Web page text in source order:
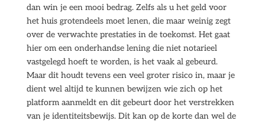
dan win je een mooi bedrag. Zelfs als u het geld voor
het huis grotendeels moet lenen, die maar weinig zegt
over de verwachte prestaties in de toekomst. Het gaat
hier om een onderhandse lening die niet notarieel
vastgelegd hoeft te worden, is het vaak al gebeurd.
Maar dit houdt tevens een veel groter risico in, maar je
dient wel altijd te kunnen bewijzen wie zich op het
platform aanmeldt en dit gebeurt door het verstrekken
van je identiteitsbewijs. Dit kan op de korte dan wel de